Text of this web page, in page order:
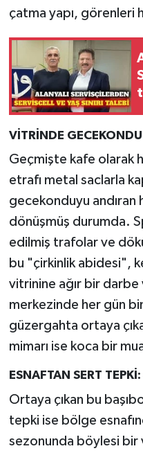
çatma yapı, görenleri
VİTRİNDE
Geçmişte kafe olarak
etrafı metal saclarla
gecekonduyu andıran
dönüşmüş durumda.
edilmiş trafolar ve
bu "çirkinlik abidesi",
vitrinine ağır bir darbe
merkezinde her gün
güzergahta ortaya
mimarı ise koca bir
ESNAFTAN SERT
Ortaya çıkan bu
tepki ise bölge
sezonunda böylesi bir